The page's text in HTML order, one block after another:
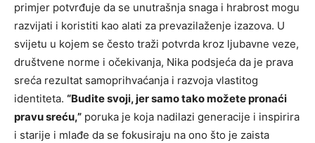
primjer potvrđuje da se unutrašnja snaga i hrabrost mogu
razvijati i koristiti kao alati za prevazilaženje izazova. U
svijetu u kojem se često traži potvrda kroz ljubavne veze,
društvene norme i očekivanja, Nika podsjeća da je prava
sreća rezultat samoprihvaćanja i razvoja vlastitog
identiteta. “Budite svoji, jer samo tako možete pronaći
pravu sreću,” poruka je koja nadilazi generacije i inspirira
i starije i mlađe da se fokusiraju na ono što je zaista